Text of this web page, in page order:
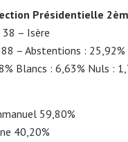
Présidentielle
– Isère
– Abstentions : 25,92%
Blancs : 6,63% Nuls :
59,80%
40,20%